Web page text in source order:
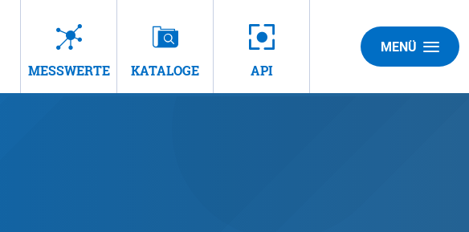
MESSWERTE KATALOGE API
MENÜ